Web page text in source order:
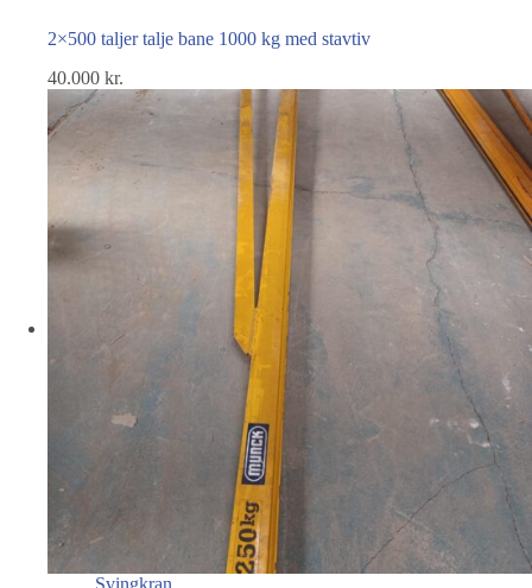
2×500 taljer talje bane 1000 kg med stavtiv
40.000 kr.
Svingkran